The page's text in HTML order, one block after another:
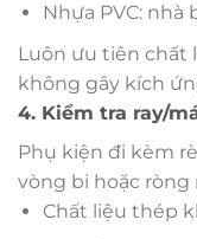
Nhựa PVC: nhà
Luôn ưu tiên chất
không gây kích
4. Kiểm tra ray/
Phụ kiện đi kèm
vòng bi hoặc ròng
Chất liệu thép